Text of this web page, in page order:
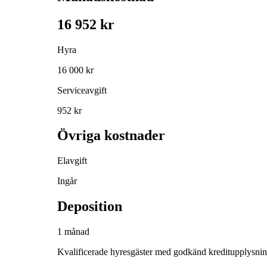
16 952 kr
Hyra
16 000 kr
Serviceavgift
952 kr
Övriga kostnader
Elavgift
Ingår
Deposition
1 månad
Kvalificerade hyresgäster med godkänd